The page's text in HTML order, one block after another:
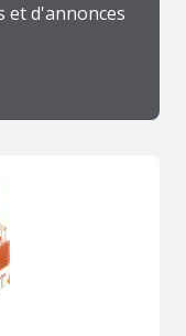
et d'annonces